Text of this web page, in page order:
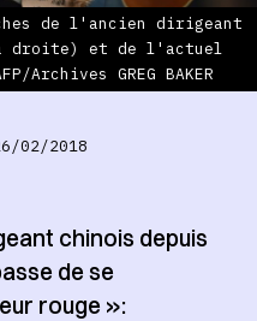
02/2018
de l'ancien dirigeant
droite) et de l'actuel
GREG BAKER
chinois depuis
de se
rouge »: